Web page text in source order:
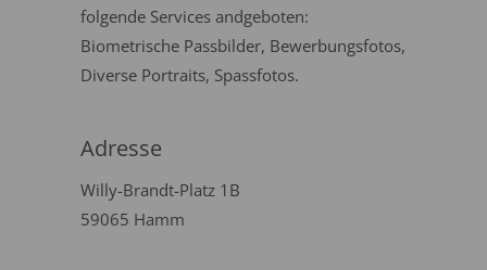
folgende Services andgeboten:
Biometrische Passbilder, Bewerbungsfotos,
Diverse Portraits, Spassfotos.
Adresse
Willy-Brandt-Platz 1B
59065 Hamm